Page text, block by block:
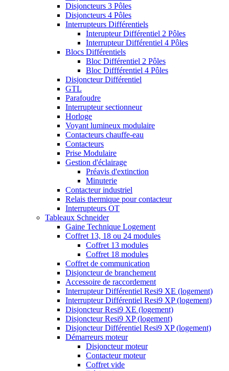
Disjoncteurs 3 Pôles
Disjoncteurs 4 Pôles
Interrupteurs Différentiels
Interupteur Différentiel 2 Pôles
Interrupteur Différentiel 4 Pôles
Blocs Différentiels
Bloc Différentiel 2 Pôles
Bloc Diffférentiel 4 Pôles
Disjoncteur Différentiel
GTL
Parafoudre
Interrupteur sectionneur
Horloge
Voyant lumineux modulaire
Contacteurs chauffe-eau
Contacteurs
Prise Modulaire
Gestion d'éclairage
Préavis d'extinction
Minuterie
Contacteur industriel
Relais thermique pour contacteur
Interrupteurs OT
Tableaux Schneider
Gaine Technique Logement
Coffret 13, 18 ou 24 modules
Coffret 13 modules
Coffret 18 modules
Coffret de communication
Disjoncteur de branchement
Accessoire de raccordement
Interrupteur Différentiel Resi9 XE (logement)
Interrupteur Différentiel Resi9 XP (logement)
Disjoncteur Resi9 XE (logement)
Disjoncteur Resi9 XP (logement)
Disjoncteur Différentiel Resi9 XP (logement)
Démarreurs moteur
Disjoncteur moteur
Contacteur moteur
Coffret vide